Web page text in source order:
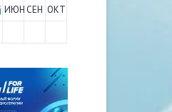
ИЮН СЕН ОКТ